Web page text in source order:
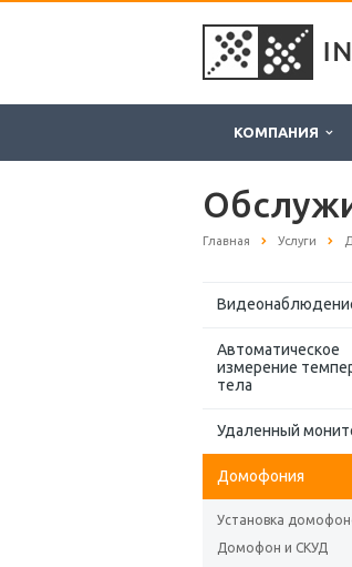
КОМПАНИЯ
Главная Услуги
Автоматическое
измерение
тела
Удаленный
Домофония
Установка
Домофон и СКУД